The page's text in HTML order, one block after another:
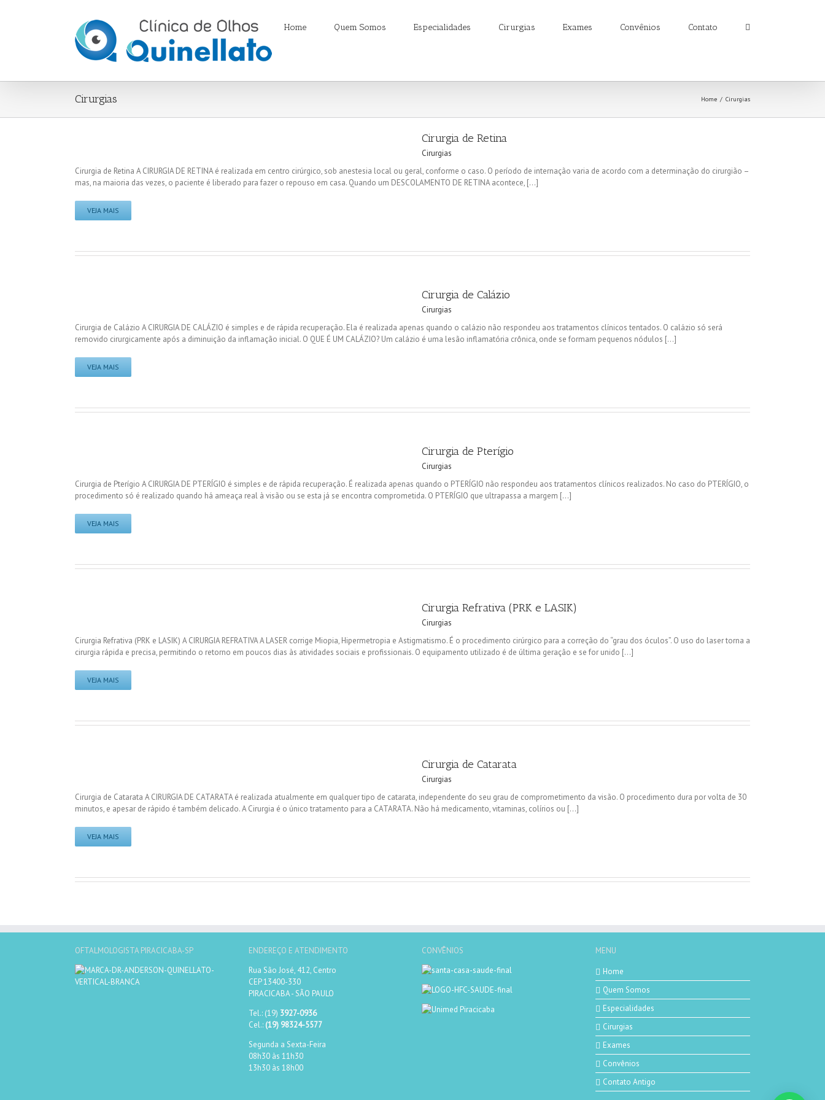
Home Quem Somos Especialidades Cirurgias Exames Convênios Contato
Cirurgias Home / Cirurgias
Cirurgia de Retina
Cirurgias
Cirurgia de Retina A CIRURGIA DE RETINA é realizada em centro cirúrgico, sob anestesia local ou geral, conforme o caso. O período de internação varia de acordo com a determinação do cirurgião –
mas, na maioria das vezes, o paciente é liberado para fazer o repouso em casa. Quando um DESCOLAMENTO DE RETINA acontece, [...]
VEJA MAIS
Cirurgia de Calázio
Cirurgias
Cirurgia de Calázio A CIRURGIA DE CALÁZIO é simples e de rápida recuperação. Ela é realizada apenas quando o calázio não respondeu aos tratamentos clínicos tentados. O calázio só será
removido cirurgicamente após a diminuição da inflamação inicial. O QUE É UM CALÁZIO? Um calázio é uma lesão inflamatória crônica, onde se formam pequenos nódulos [...]
VEJA MAIS
Cirurgia de Pterígio
Cirurgias
Cirurgia de Pterígio A CIRURGIA DE PTERÍGIO é simples e de rápida recuperação. É realizada apenas quando o PTERÍGIO não respondeu aos tratamentos clínicos realizados. No caso do PTERÍGIO, o
procedimento só é realizado quando há ameaça real à visão ou se esta já se encontra comprometida. O PTERÍGIO que ultrapassa a margem [...]
VEJA MAIS
Cirurgia Refrativa (PRK e LASIK)
Cirurgias
Cirurgia Refrativa (PRK e LASIK) A CIRURGIA REFRATIVA A LASER corrige Miopia, Hipermetropia e Astigmatismo. É o procedimento cirúrgico para a correção do “grau dos óculos”. O uso do laser torna a
cirurgia rápida e precisa, permitindo o retorno em poucos dias às atividades sociais e profissionais. O equipamento utilizado é de última geração e se for unido [...]
VEJA MAIS
Cirurgia de Catarata
Cirurgias
Cirurgia de Catarata A CIRURGIA DE CATARATA é realizada atualmente em qualquer tipo de catarata, independente do seu grau de comprometimento da visão. O procedimento dura por volta de 30
minutos, e apesar de rápido é também delicado. A Cirurgia é o único tratamento para a CATARATA. Não há medicamento, vitaminas, colírios ou [...]
VEJA MAIS
OFTALMOLOGISTA PIRACICABA-SP
ENDEREÇO E ATENDIMENTO
Rua São José, 412, Centro
CEP 13400-330
PIRACICABA - SÃO PAULO
Tel.: (19) 3927-0936
Cel.:(19) 98324-5577
Segunda a Sexta-Feira
08h30 às 11h30
13h30 às 18h00
CONVÊNIOS
MENU
Home
Quem Somos
Especialidades
Cirurgias
Exames
Convênios
Contato Antigo